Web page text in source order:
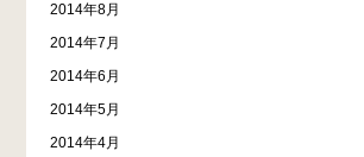
2014年8月
2014年7月
2014年6月
2014年5月
2014年4月